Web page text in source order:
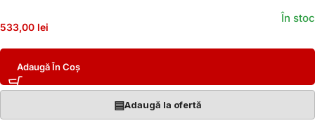
533,00 lei
În stoc
Adaugă În Coș
▤Adaugă la ofertă